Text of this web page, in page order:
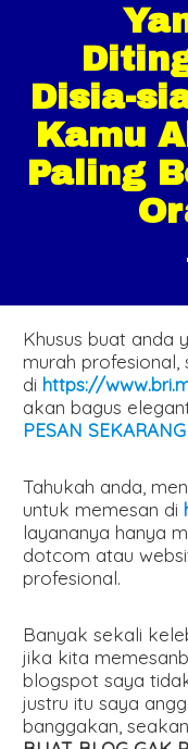
Disia-
Kamu
Paling
Khusus buat anda
murah
dihttps://
akan bagus
PESAN SEKARANG
Tahukah anda,
untuk memesan di
layananya hanya
dotcom atau
profesional.
Banyak sekali
jika kita
blogspot saya
justru itu saya
banggakan,